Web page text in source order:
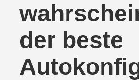
der beste